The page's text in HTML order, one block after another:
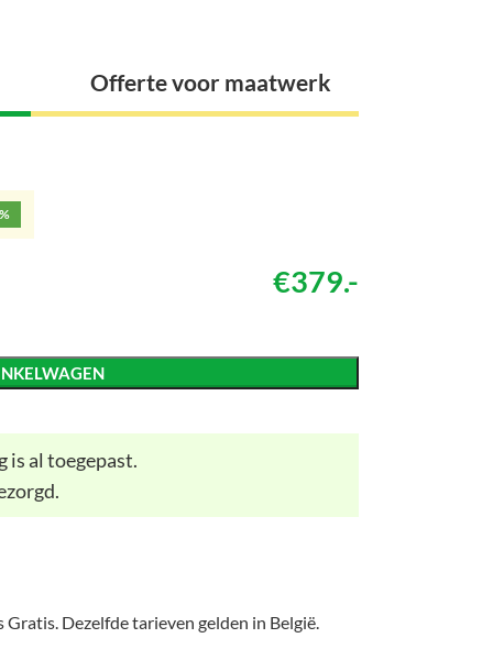
Offerte voor maatwerk
€379.-
is al toegepast.
Dezelfde tarieven gelden in België.